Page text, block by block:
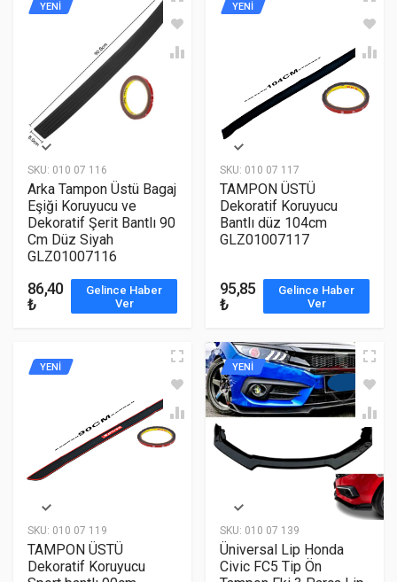
SKU: 010 07 116
YENİ
Arka Tampon Üstü Bagaj
Eşiği Koruyucu ve
Dekoratif Şerit Bantlı 90
Cm Düz Siyah
GLZ01007116
86,40
₺
Gelince Haber
Ver
SKU: 010 07 117
YENİ
TAMPON ÜSTÜ
Dekoratif Koruyucu
Bantlı düz 104cm
GLZ01007117
95,85
₺
Gelince Haber
Ver
SKU: 010 07 119
YENİ
TAMPON ÜSTÜ
Dekoratif Koruyucu
SKU: 010 07 139
YENİ
Üniversal Lip Honda
Civic FC5 Tip Ön